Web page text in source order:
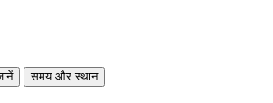
समय और स्थान